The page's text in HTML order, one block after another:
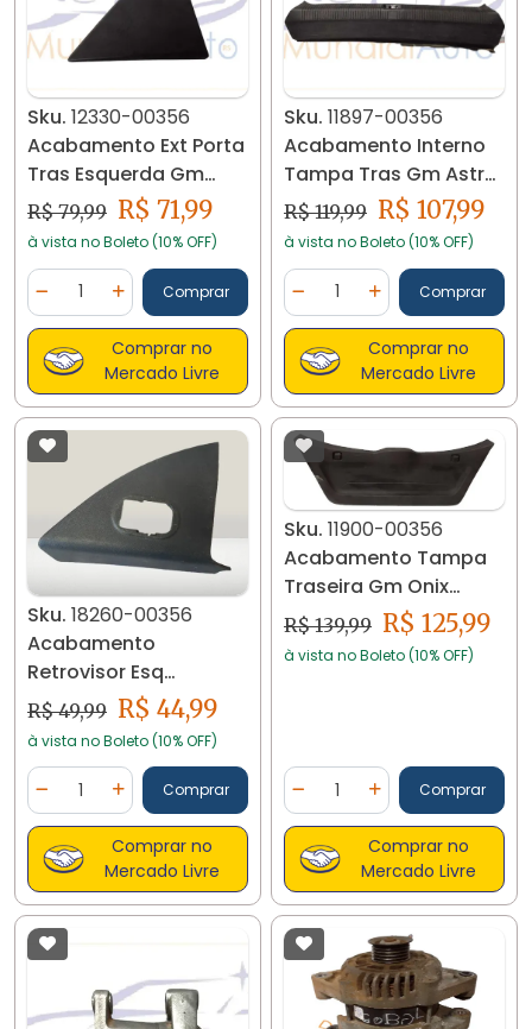
Sku. 12330-00356
Acabamento Ext Porta
Tras Esquerda Gm
Cobalt 52023790
12330
R$ 79,99 R$ 71,99
à vista no Boleto (10% OFF)
Diminuir Quantidade
Quantidade
Adicionar Quantidade
Comprar
Comprar no
Mercado Livre
Sku. 11897-00356
Acabamento Interno
Tampa Tras Gm Astra
Sedan 93274551 11897
R$ 119,99 R$ 107,99
à vista no Boleto (10% OFF)
Diminuir Quantidade
Quantidade
AdicionarComprar
Comprar no
Mercado Livre
Sku. 18260-00356
Acabamento
Retrovisor Esq
Chevrolet Montana
18260
R$ 49,99 R$ 44,99
à vista no Boleto (10% OFF)
Diminuir Quantidade
Quantidade
Adicionar Quantidade
Comprar
Comprar no
Mercado Livre
Sku. 11900-00356
Acabamento Tampa
Traseira Gm Onix
94749965 11900
R$ 139,99 R$ 125,99
à vista no Boleto (10% OFF)
Diminuir Quantidade
Quantidade
AdicionarComprar
Comprar no
Mercado Livre